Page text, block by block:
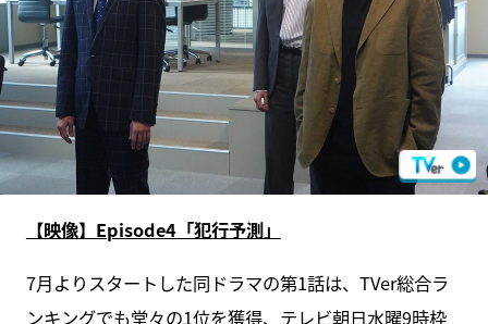
【映像】Episode4「犯行予測」
7月よりスタートした同ドラマの第1話は、TVer総合ラ
ンキングでも堂々の1位を獲得、テレビ朝日水曜9時枠